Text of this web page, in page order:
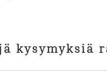
kysymyksiä